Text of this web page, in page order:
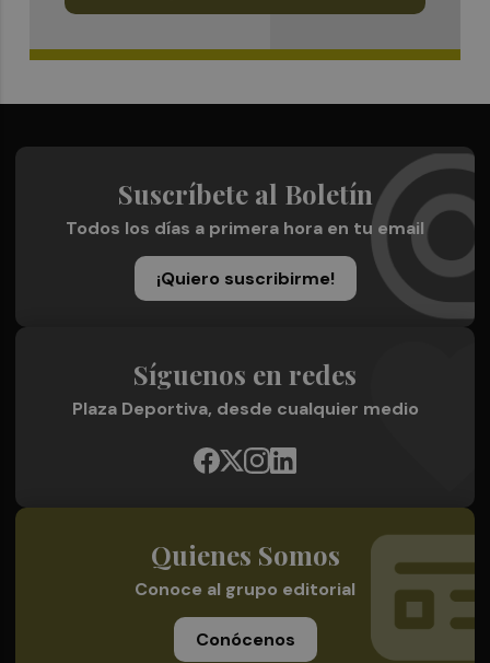
Suscríbete al Boletín
Todos los días a primera hora en tu email
¡Quiero suscribirme!
Síguenos en redes
Plaza Deportiva, desde cualquier medio
Quienes Somos
Conoce al grupo editorial
Conócenos